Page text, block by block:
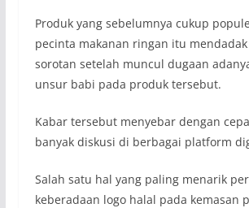
Produk yang sebelumnya cukup
pecinta makanan ringan itu
sorotan setelah muncul dugaan
unsur babi pada produk tersebut.
Kabar tersebut menyebar dengan
banyak diskusi di berbagai platform
Salah satu hal yang paling menarik
keberadaan logo halal pada kemasan